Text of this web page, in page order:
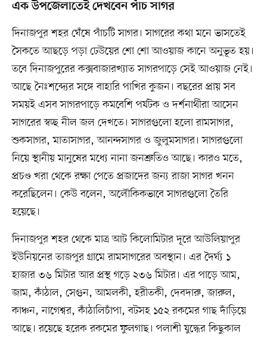
এক উপজেলাতেই দেখবেন পাঁচ সাগর
দিনাজপুর শহর ঘেঁষে পাঁচটি সাগর। সাগরের কথা মনে ভাসতেই
সৈকতে আছড়ে পড়া ঢেউয়ের শো শো আওয়াজ কানে অনুভূত হয়।
তবে দিনাজপুরের কক্সবাজারখ্যাত সাগরপাড়ে সেই আওয়াজ নেই।
আছে নৈঃশব্দ্যের সঙ্গে বাহারি পাখির কুজন। বছরের প্রায় সব
সময়ই এসব সাগরপাড়ে কমবেশি পর্যটক ও দর্শনার্থীরা আসেন
সাগরের স্বচ্ছ নীল জল দেখতে। সাগরগুলো হলো রামসাগর,
শুকসাগর, মাতাসাগর, আনন্দসাগর ও জুলুমসাগর। সাগরগুলো
নিয়ে স্থানীয় মানুষের মধ্যে নানা জনশ্রুতিও আছে। কারও মতে,
প্রচণ্ড খরা থেকে রক্ষা পেতে প্রজাদের জন্য রাজা সাগর খনন
করেছিলেন। কেউ বলেন, অলৌকিকভাবে সাগরগুলো তৈরি
হয়েছে।
দিনাজপুর শহর থেকে মাত্র আট কিলোমিটার দূরে আউলিয়াপুর
ইউনিয়নের তাজপুর গ্রামে রামসাগরের অবস্থান। এর দৈর্ঘ্য ১
হাজার ৩৬ মিটার আর প্রস্থ গড়ে ২৩৬ মিটার। এর পাড়ে আম,
জাম, কাঁঠাল, সেগুন, আমলকী, হরীতকী, দেবদারু, জারুল,
কাঞ্চন, নাগেশ্বর, কাঁঠালিচাঁপা, বটসহ ১৫২ রকমের গাছ দাঁড়িয়ে
আছে। রয়েছে হরেক রকমের ফুলগাছ। পলাশী যুদ্ধের কিছুকাল